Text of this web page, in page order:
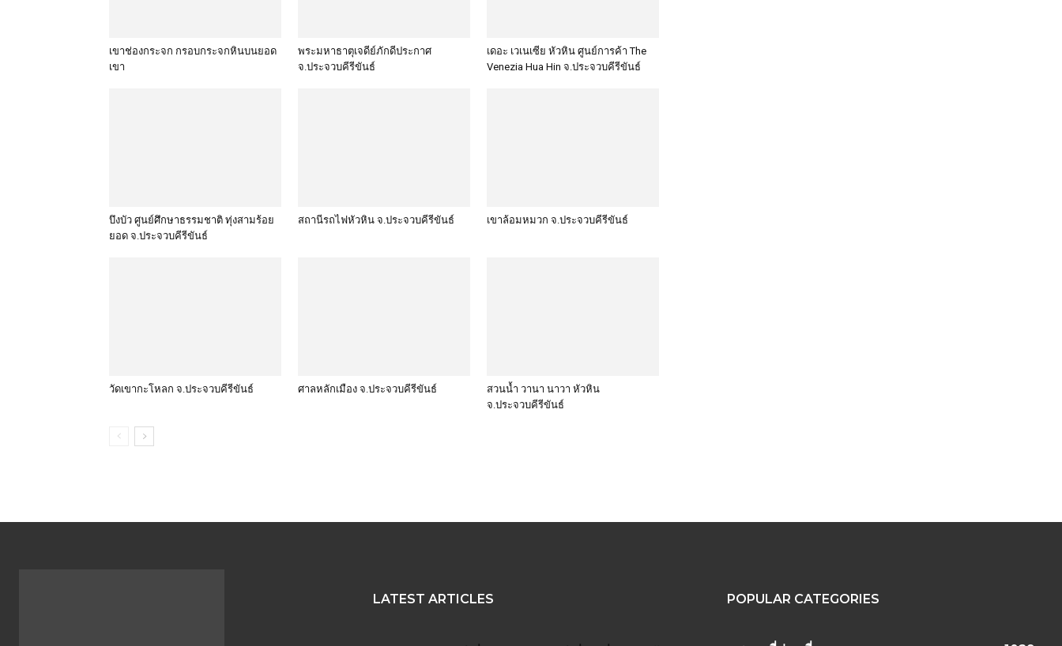
เขาช่องกระจก กรอบกระจกหินบนยอด
เขา
พระมหาธาตุเจดีย์ภักดีประกาศ
จ.ประจวบคีรีขันธ์
เดอะ เวเนเซีย หัวหิน ศูนย์การค้า The
Venezia Hua Hin จ.ประจวบคีรีขันธ์
บึงบัว ศูนย์ศึกษาธรรมชาติ ทุ่งสามร้อย
ยอด จ.ประจวบคีรีขันธ์
สถานีรถไฟหัวหิน จ.ประจวบคีรีขันธ์ เขาล้อมหมวก จ.ประจวบคีรีขันธ์
วัดเขากะโหลก จ.ประจวบคีรีขันธ์ ศาลหลักเมือง จ.ประจวบคีรีขันธ์
สวนน้ำ วานา นาวา หัวหิน
จ.ประจวบคีรีขันธ์
LATEST ARTICLES POPULAR CATEGORIES